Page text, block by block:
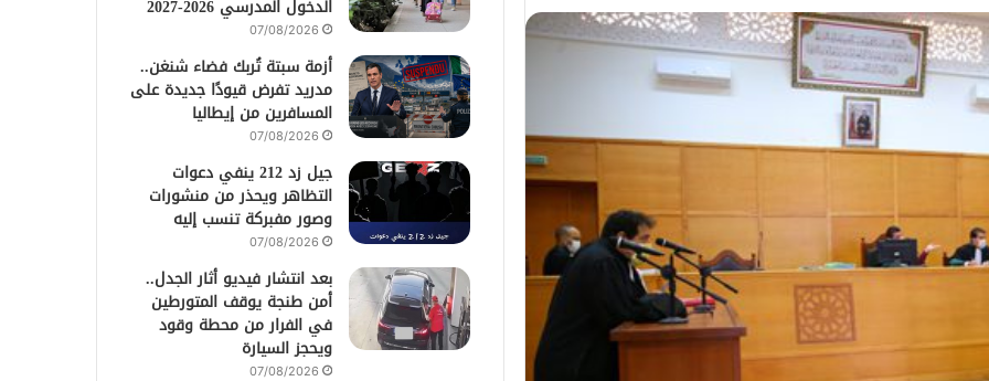
الدخول المدرسي 2026-2027
07/08/2026
أزمة سبتة تُربك فضاء شنغن..
مدريد تفرض قيودًا جديدة على
المسافرين من إيطاليا
07/08/2026
جيل زد 212 ينفي دعوات
التظاهر ويحذر من منشورات
وصور مفبركة تنسب إليه
07/08/2026
بعد انتشار فيديو أثار الجدل..
أمن طنجة يوقف المتورطين
في الفرار من محطة وقود
ويحجز السيارة
07/08/2026